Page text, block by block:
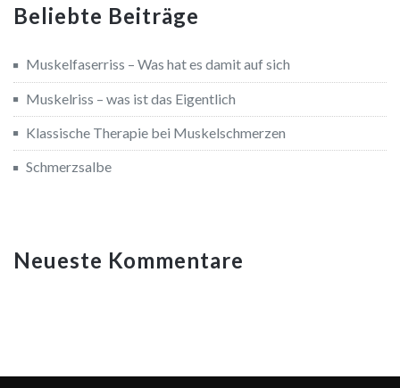
Beliebte Beiträge
Muskelfaserriss – Was hat es damit auf sich
Muskelriss – was ist das Eigentlich
Klassische Therapie bei Muskelschmerzen
Schmerzsalbe
Neueste Kommentare